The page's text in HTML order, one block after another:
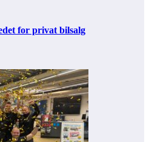
for privat bilsalg